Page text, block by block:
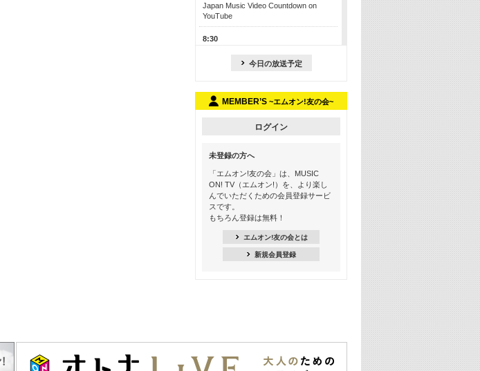
Japan Music Video Countdown on
YouTube
8:30
M-ON! カラオケカウントダウン 50
Official髭男dism特集
よりぬき! この夏聴きたい! サマーソン
グメドレー【歌詞入り】
21:00
季節を感じよう! シーズンソング特集
-8月編-【歌詞入り】
ージックビデオ特集
24:00
K-POP 第3世代特集
今日の放送予定
MEMBER’S ~エムオン!友の会~
ログイン
未登録の方へ
「エムオン!友の会」は、MUSIC
ON! TV（エムオン!）を、より楽し
んでいただくための会員登録サービ
スです。
もちろん登録は無料！
エムオン!友の会とは
新規会員登録